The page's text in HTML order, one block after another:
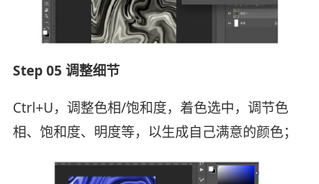
Step 05 调整细节
Ctrl+U，调整色相/饱和度，着色选中，调节色
相、饱和度、明度等，以生成自己满意的颜色；